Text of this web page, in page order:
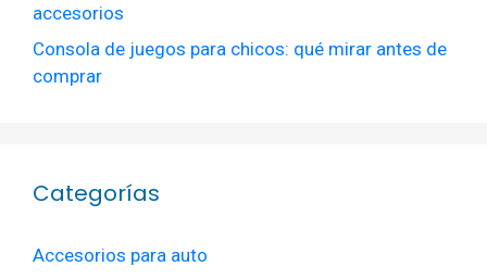
accesorios
Consola de juegos para chicos: qué mirar antes de
comprar
Categorías
Accesorios para auto